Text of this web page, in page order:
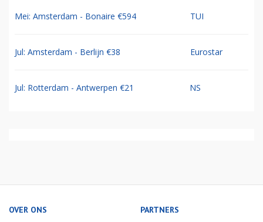
Mei: Amsterdam - Bonaire €594 TUI
Jul: Amsterdam - Berlijn €38 Eurostar
Jul: Rotterdam - Antwerpen €21 NS
OVER ONS PARTNERS